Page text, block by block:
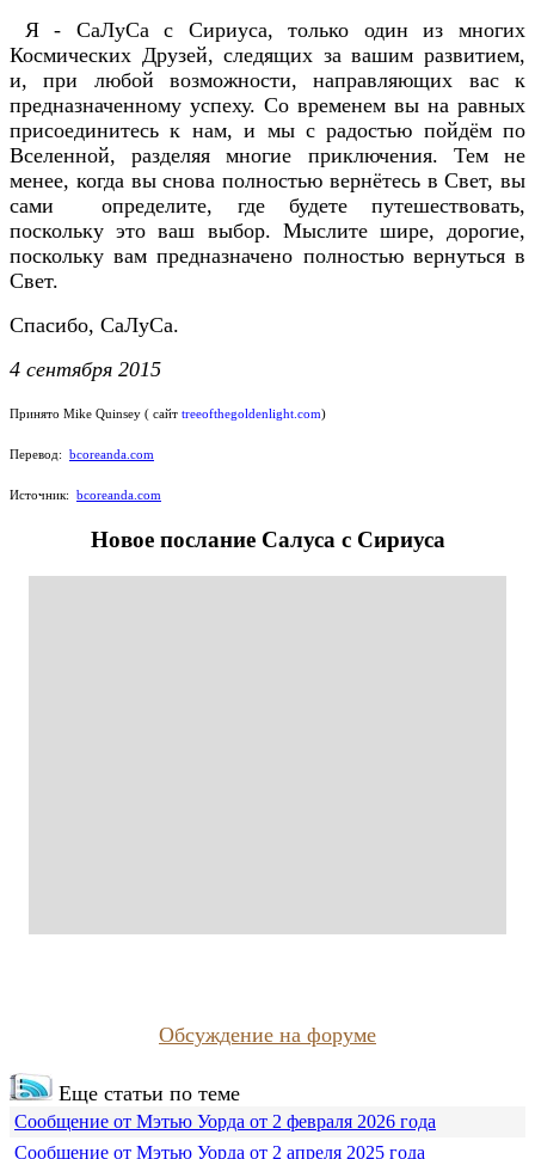
Я - СаЛуСа с Сириуса, только один из многих
Космических Друзей, следящих за вашим развитием,
и, при любой возможности, направляющих вас к
предназначенному успеху. Со временем вы на равных
присоединитесь к нам, и мы с радостью пойдём по
Вселенной, разделяя многие приключения. Тем не
менее, когда вы снова полностью вернётесь в Свет, вы
сами определите, где будете путешествовать,
поскольку это ваш выбор. Мыслите шире, дорогие,
поскольку вам предназначено полностью вернуться в
Свет.
Спасибо, СаЛуСа.
4 сентября 2015
Принято Mike Quinsey ( сайт treeofthegoldenlight.com)
Перевод: bcoreanda.com
Источник: bcoreanda.com
Новое послание Салуса с Сириуса
Обсуждение на форуме
Еще статьи по теме
Сообщение от Мэтью Уорда от 2 февраля 2026 года
Сообщение от Мэтью Уорда от 2 апреля 2025 года